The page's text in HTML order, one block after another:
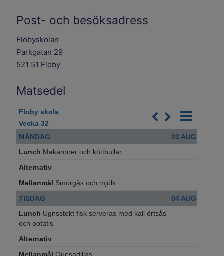
Post- och besöksadress
Flobyskolan
Parkgatan 29
521 51 Floby
Matsedel